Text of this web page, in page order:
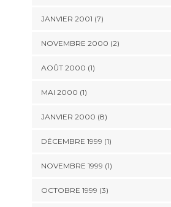
JANVIER 2001 (7)
NOVEMBRE 2000 (2)
AOÛT 2000 (1)
MAI 2000 (1)
JANVIER 2000 (8)
DÉCEMBRE 1999 (1)
NOVEMBRE 1999 (1)
OCTOBRE 1999 (3)